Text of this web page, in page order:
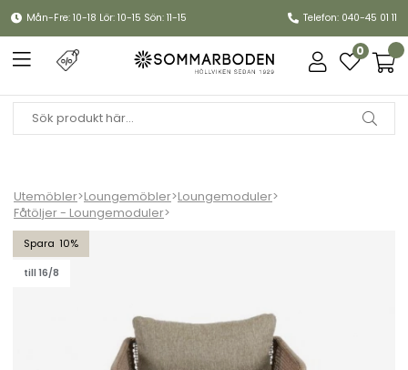
Mån-Fre: 10-18 Lör: 10-15 Sön: 11-15 Telefon: 040-45 01 11
0
Utemöbler>Loungemöbler>Loungemoduler>
Fåtöljer - Loungemoduler>
10
till 16/8
Pors fåtölj - ljusbrun/brun dyna